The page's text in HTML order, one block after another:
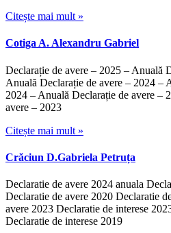
Citește mai mult »
Cotiga A. Alexandru Gabriel
Declarație de avere – 2025 – Anuală
Anuală Declarație de avere – 2024 –
2024 – Anuală Declarație de avere –
avere – 2023
Citește mai mult »
Crăciun D.Gabriela Petruța
Declaratie de avere 2024 anuala
Declaratie de avere 2020 Declaratie
avere 2023 Declaratie de interese
Declaratie de interese 2019